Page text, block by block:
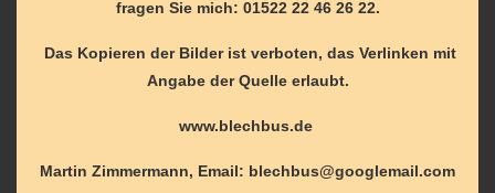
fragen Sie mich: 01522 22 46 26 22.
Das Kopieren der Bilder ist verboten, das Verlinken mit
Angabe der Quelle erlaubt.
www.blechbus.de
Martin Zimmermann, Email: blechbus@googlemail.com